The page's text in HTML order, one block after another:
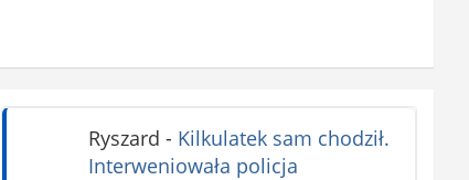
Ryszard - Kilkulatek sam chodził.
Interweniowała policja